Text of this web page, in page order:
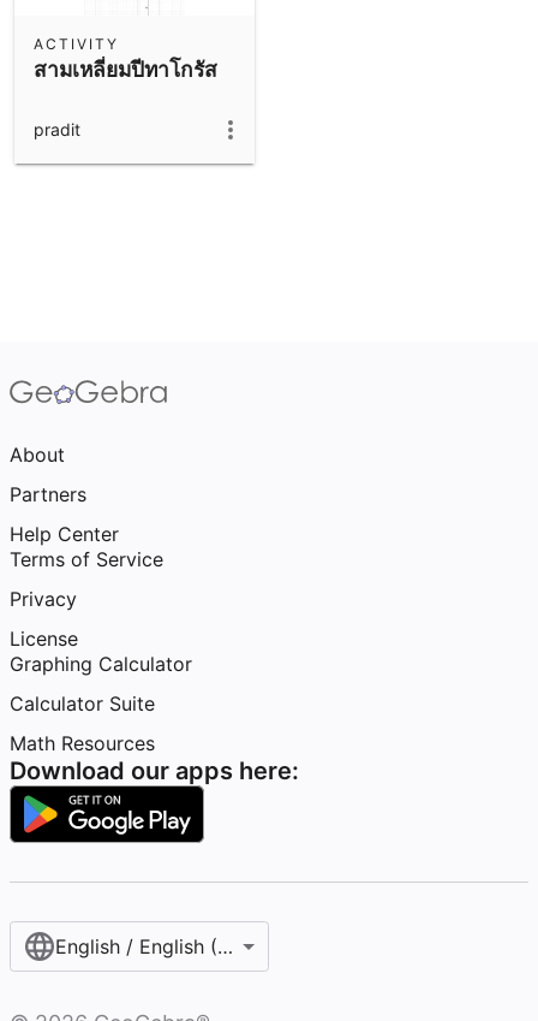
สามเหลี่ยมปีทาโกรัส
ACTIVITY
pradit
About
Partners
Help Center
Terms of Service
Privacy
License
Graphing Calculator
Calculator Suite
Math Resources
Download our apps here:
English / English (United States)